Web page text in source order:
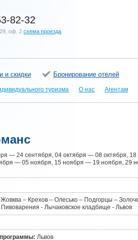
82-32
оф. 2 схема проезда
и скидки Бронирование отелей
туризма О нас Агентам
— 24 сентября, 04 октября — 08 октября, 18
— 05 ноября, 15 ноября — 19 ноября, 29
– Крехов – Олесько – Подгорцы –
- Лычаковское кладбище - Львов
Львов